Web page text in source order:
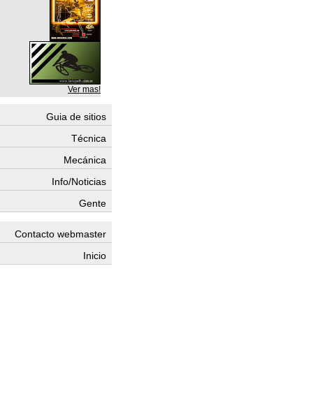
Ver mas!
Guia de sitios
Técnica
Mecánica
Info/Noticias
Gente
Contacto webmaster
Inicio